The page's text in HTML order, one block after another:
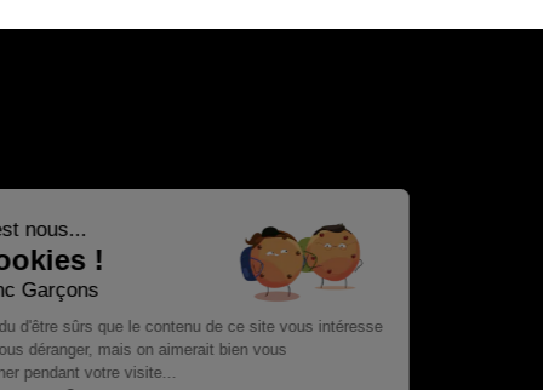
Salut c'est nous...
les Cookies !
Les Franc Garçons
On a attendu d'être sûrs que le contenu de ce site vous intéresse
avant de vous déranger, mais on aimerait bien vous
accompagner pendant votre visite...